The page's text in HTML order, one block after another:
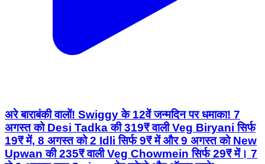
अरे बाराबंकी वालों! Swiggy के 12वें जन्मदिन पर धमाका! 7
अगस्त को Desi Tadka की 319₹ वाली Veg Biryani सिर्फ
19₹ में, 8 अगस्त को 2 Idli सिर्फ 9₹ में और 9 अगस्त को New
Upwan की 235₹ वाली Veg Chowmein सिर्फ 29₹ में। 7